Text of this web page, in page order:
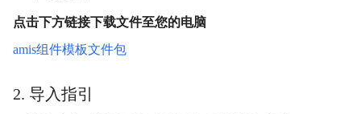
功能更新记录
点击下方链接下载文件至您的电脑
amis组件模板文件包
2. 导入指引